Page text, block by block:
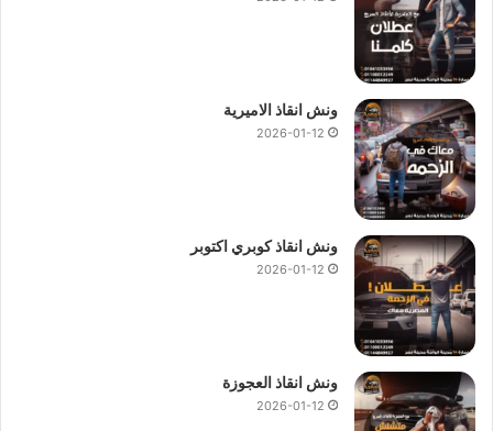
ونش انقاذ الاميرية
2026-01-12
ونش انقاذ كوبري اكتوبر
2026-01-12
ونش انقاذ العجوزة
2026-01-12